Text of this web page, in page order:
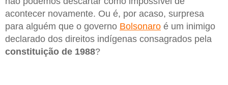
acontecer novamente. Ou é, por acaso, surpresa
para alguém que o governo Bolsonaro é um inimigo
declarado dos direitos indígenas consagrados pela
constituição de 1988?